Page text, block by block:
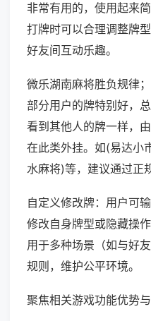
非常有用的，使用起来
打牌时可以合理调整牌
好友间互动乐趣。
微乐湖南麻将胜负规律
部分用户的牌特别好，
看到其他人的牌一样，
在此类外挂。如(易达小
水麻将)等，建议通过正
自定义修改牌：用户可
修改自身牌型或隐藏操
用于多种场景（如与好
规则，维护公平环境。
聚焦相关游戏功能优势与